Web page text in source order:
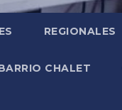
REGIONALES
CHALET